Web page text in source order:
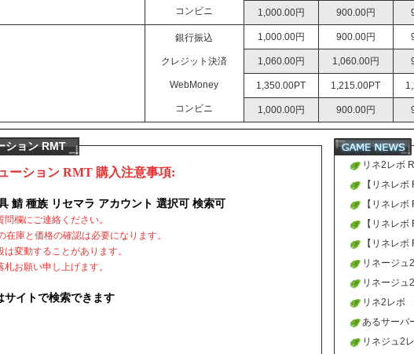
コンビニ 1,000.00円 900.00円
銀行振込
クレジット決済
WebMoney
コンビニ
1,000.00円 900.00円
1,060.00円 1,060.00円
1,350.00PT 1,215.00PT
1,000.00円 900.00円
ション RMT
ーション RMT 購入注意事項:
鯖 種族 リセマラ アカウント 選択可 検索可
欄にご連絡ください。
庫と価格の確認は必要になります。
変動することがあります。
お願い申し上げます。
サイトで検索できます
リネ2レボ
【リネレ
【リネレ
【リネレ
【リネレ
リネージュ
つきまして
リネージュ
RMT 一部
リネ2レボ
あるサーバ
リネジュ2